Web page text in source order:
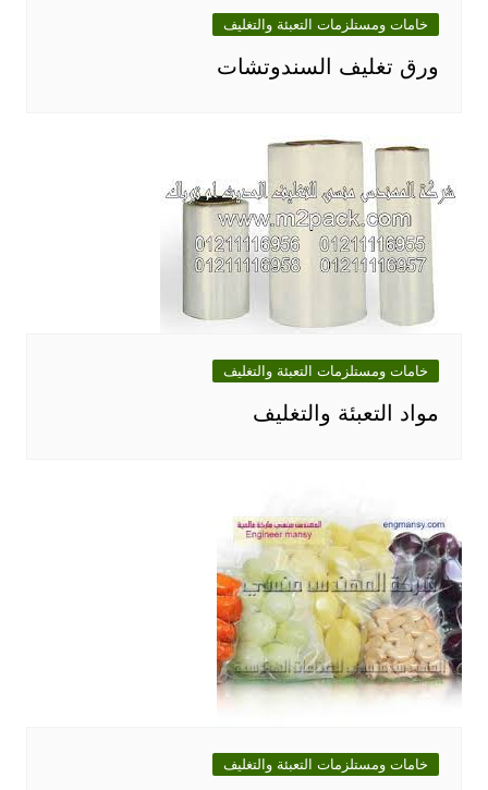
خامات ومستلزمات التعبئة والتغليف
ورق تغليف السندوتشات
خامات ومستلزمات التعبئة والتغليف
مواد التعبئة والتغليف
خامات ومستلزمات التعبئة والتغليف